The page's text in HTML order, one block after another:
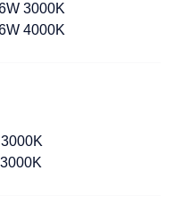
3000K
4000K